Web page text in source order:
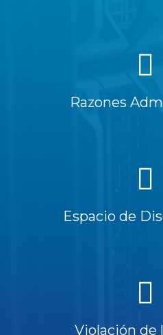
Razones
Espacio de
Violación de